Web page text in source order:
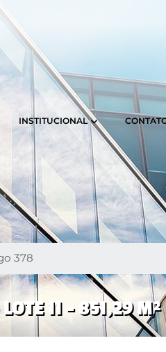
INSTITUCIONAL
378
11 - 851,29